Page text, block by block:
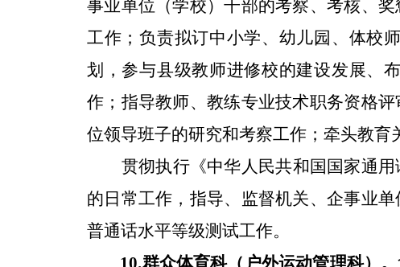
事业单位（学校）干部的考察、考核、
工作；负责拟订中小学、幼儿园、体校
划，参与县级教师进修校的建设发展、
作 ；指导教师、教练专业技术职务资格
位领导班子的研究和考察工作；牵头教育
贯彻执行《中华人民共和国国家通
的日常工作，指导、监督机关、企事业
普通话水平等级测试工作。
10.群众体育科（户外运动管理科）。